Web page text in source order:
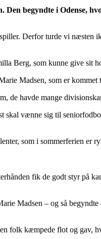
begyndte i Odense,
Derfor turde vi næsten
Berg, som kunne give
Madsen, som er
havde mange
vænne sig til
som i sommerferien er
fik de godt styr på
Madsen – og så
folk kæmpede flot og gav,